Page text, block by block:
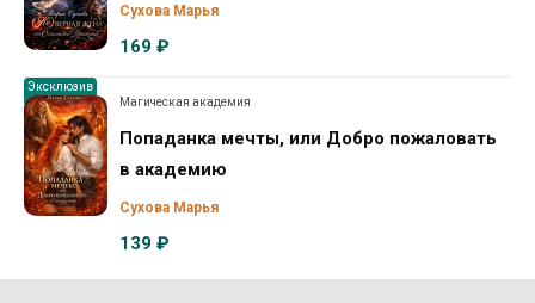
Сухова Марья
169 ₽
Эксклюзив
Магическая академия
Попаданка мечты, или Добро пожаловать
в академию
Сухова Марья
139 ₽